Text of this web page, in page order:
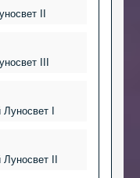
II
III
I
II